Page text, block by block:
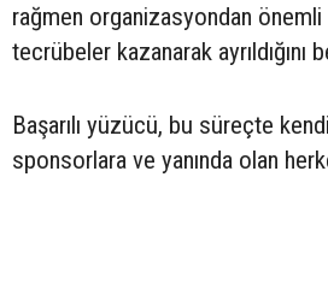
rağmen organizasyondan
tecrübeler kazanarak ayrıldığını
Başarılı yüzücü, bu süreçte
sponsorlara ve yanında olan